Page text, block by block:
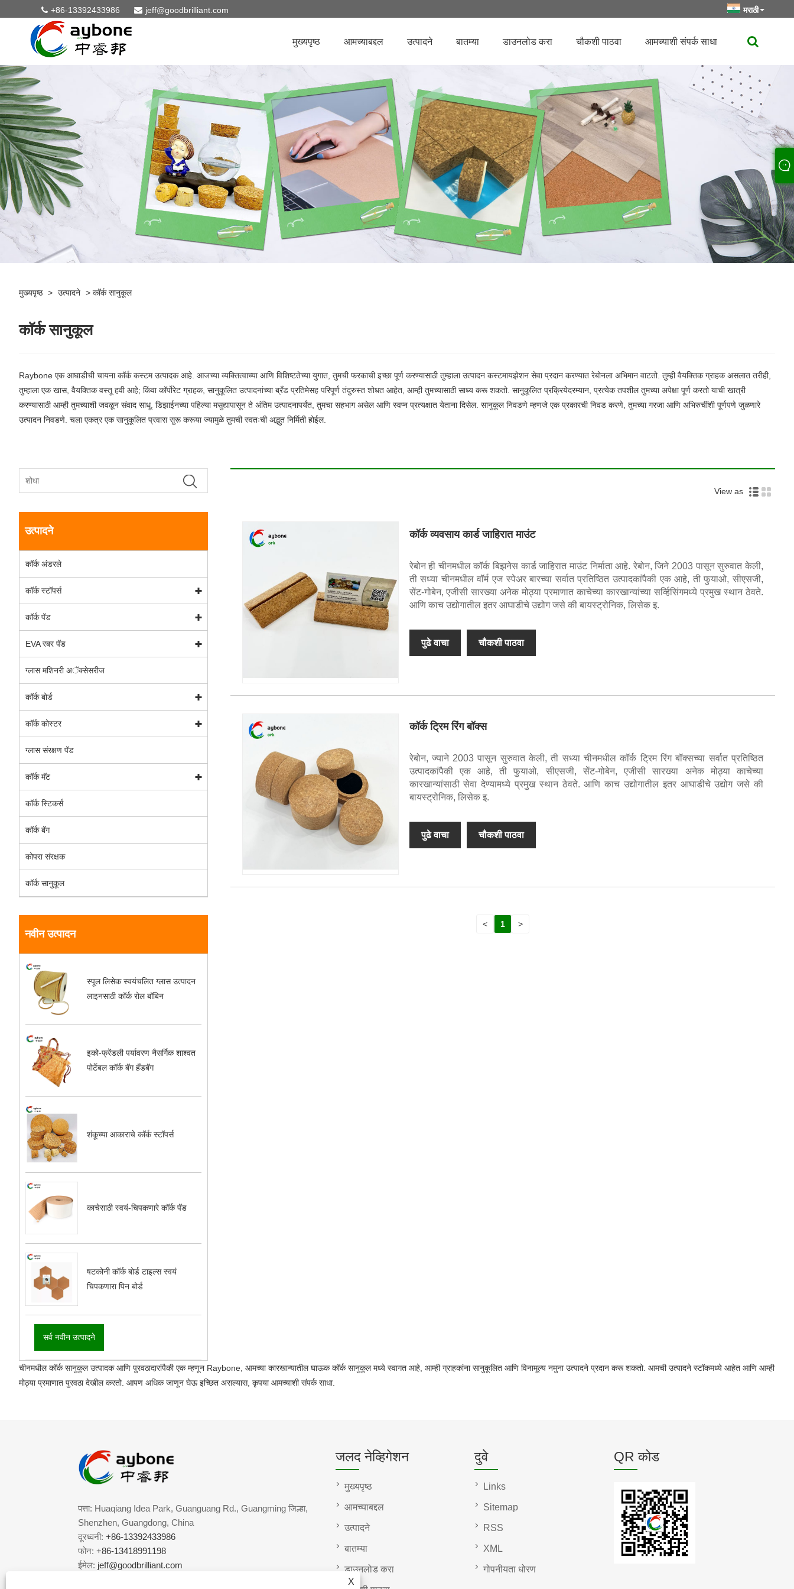
+86-13392433986 jeff@goodbrilliant.com मराठी
मुख्यपृष्ठ आमच्याबद्दल उत्पादने बातम्या डाउनलोड करा चौकशी पाठवा आमच्याशी संपर्क साधा
मुख्यपृष्ठ > उत्पादने > कॉर्क सानुकूल
कॉर्क सानुकूल
Raybone एक आघाडीची चायना कॉर्क कस्टम उत्पादक आहे. आजच्या व्यक्तित्वाच्या आणि विशिष्टतेच्या युगात, तुमची फरकाची इच्छा पूर्ण करण्यासाठी तुम्हाला उत्पादन कस्टमायझेशन सेवा प्रदान करण्यात रेबोनला अभिमान वाटतो. तुम्ही वैयक्तिक ग्राहक असलात तरीही,
तुम्हाला एक खास, वैयक्तिक वस्तू हवी आहे; किंवा कॉर्पोरेट ग्राहक, सानुकूलित उत्पादनांच्या ब्रँड प्रतिमेसह परिपूर्ण तंदुरुस्त शोधत आहेत, आम्ही तुमच्यासाठी साध्य करू शकतो. सानुकूलित प्रक्रियेदरम्यान, प्रत्येक तपशील तुमच्या अपेक्षा पूर्ण करतो याची खात्री
करण्यासाठी आम्ही तुमच्याशी जवळून संवाद साधू. डिझाईनच्या पहिल्या मसुद्यापासून ते अंतिम उत्पादनापर्यंत, तुमचा सहभाग असेल आणि स्वप्न प्रत्यक्षात येताना दिसेल. सानुकूल निवडणे म्हणजे एक प्रकारची निवड करणे, तुमच्या गरजा आणि अभिरुचींशी पूर्णपणे जुळणारे
उत्पादन निवडणे. चला एकत्र एक सानुकूलित प्रवास सुरू करूया ज्यामुळे तुमची स्वतःची अद्भुत निर्मिती होईल.
उत्पादने
कॉर्क अंडरले
कॉर्क स्टॉपर्स
कॉर्क पॅड
EVA रबर पॅड
ग्लास मशिनरी अॅक्सेसरीज
कॉर्क बोर्ड
कॉर्क कोस्टर
ग्लास संरक्षण पॅड
कॉर्क मॅट
कॉर्क स्टिकर्स
कॉर्क बॅग
कोपरा संरक्षक
कॉर्क सानुकूल
नवीन उत्पादन
स्पूल लिसेक स्वयंचलित ग्लास उत्पादन
लाइनसाठी कॉर्क रोल बॉबिन
इको-फ्रेंडली पर्यावरण नैसर्गिक शाश्वत
पोर्टेबल कॉर्क बॅग हँडबॅग
शंकूच्या आकाराचे कॉर्क स्टॉपर्स
काचेसाठी स्वयं-चिपकणारे कॉर्क पॅड
षटकोनी कॉर्क बोर्ड टाइल्स स्वयं
चिपकणारा पिन बोर्ड
सर्व नवीन उत्पादने
View as
कॉर्क व्यवसाय कार्ड जाहिरात माउंट
रेबोन ही चीनमधील कॉर्क बिझनेस कार्ड जाहिरात माउंट निर्माता आहे. रेबोन, जिने 2003 पासून सुरुवात केली,
ती सध्या चीनमधील वॉर्म एज स्पेअर बारच्या सर्वात प्रतिष्ठित उत्पादकांपैकी एक आहे, ती फुयाओ, सीएसजी,
सेंट-गोबेन, एजीसी सारख्या अनेक मोठ्या प्रमाणात काचेच्या कारखान्यांच्या सर्व्हिसिंगमध्ये प्रमुख स्थान ठेवते.
आणि काच उद्योगातील इतर आघाडीचे उद्योग जसे की बायस्ट्रोनिक, लिसेक इ.
पुढे वाचा चौकशी पाठवा
कॉर्क ट्रिम रिंग बॉक्स
रेबोन, ज्याने 2003 पासून सुरुवात केली, ती सध्या चीनमधील कॉर्क ट्रिम रिंग बॉक्सच्या सर्वात प्रतिष्ठित
उत्पादकांपैकी एक आहे, ती फुयाओ, सीएसजी, सेंट-गोबेन, एजीसी सारख्या अनेक मोठ्या काचेच्या
कारखान्यांसाठी सेवा देण्यामध्ये प्रमुख स्थान ठेवते. आणि काच उद्योगातील इतर आघाडीचे उद्योग जसे की
बायस्ट्रोनिक, लिसेक इ.
पुढे वाचा चौकशी पाठवा
< 1 >
चीनमधील कॉर्क सानुकूल उत्पादक आणि पुरवठादारांपैकी एक म्हणून Raybone, आमच्या कारखान्यातील घाऊक कॉर्क सानुकूल मध्ये स्वागत आहे, आम्ही ग्राहकांना सानुकूलित आणि विनामूल्य नमुना उत्पादने प्रदान करू शकतो. आमची उत्पादने स्टॉकमध्ये आहेत आणि आम्ही
मोठ्या प्रमाणात पुरवठा देखील करतो. आपण अधिक जाणून घेऊ इच्छित असल्यास, कृपया आमच्याशी संपर्क साधा.
X
पत्ता: Huaqiang Idea Park, Guanguang Rd., Guangming जिल्हा,
Shenzhen, Guangdong, China
दूरध्वनी: +86-13392433986
फोन: +86-13418991198
ईमेल: jeff@goodbrilliant.com
जलद नेव्हिगेशन
मुख्यपृष्ठ
आमच्याबद्दल
उत्पादने
बातम्या
डाउनलोड करा
दुवे
Links
Sitemap
RSS
XML
गोपनीयता धोरण
QR कोड